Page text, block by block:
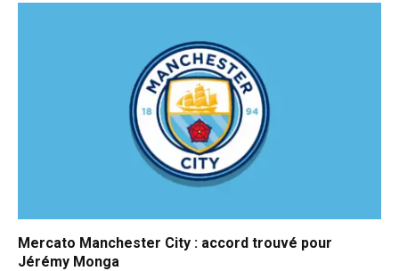
Mercato Manchester City : accord trouvé pour
Jérémy Monga